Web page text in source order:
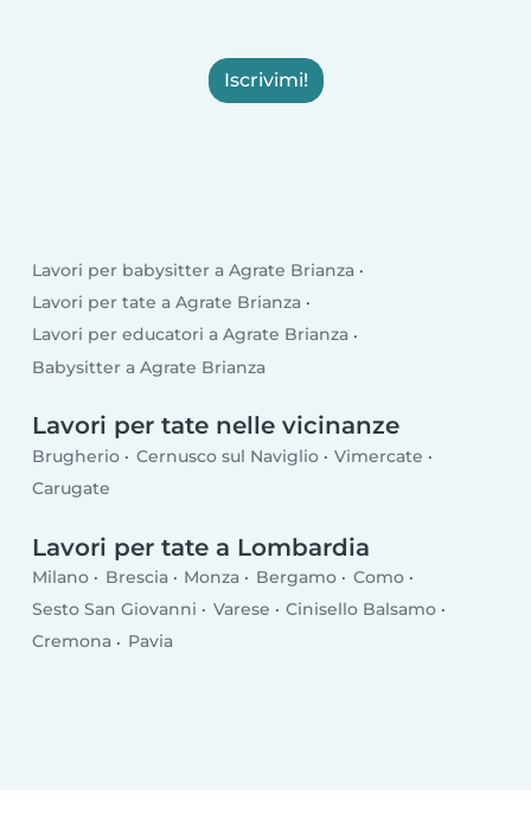
Iscrivimi!
Lavori per babysitter a Agrate Brianza
Lavori per tate a Agrate Brianza
Lavori per educatori a Agrate Brianza
Babysitter a Agrate Brianza
Lavori per tate nelle vicinanze
Brugherio Cernusco sul Naviglio
Vimercate
Carugate
Lavori per tate a Lombardia
Milano Brescia Monza Bergamo
Como
Sesto San Giovanni
Varese
Cinisello Balsamo
Cremona
Pavia